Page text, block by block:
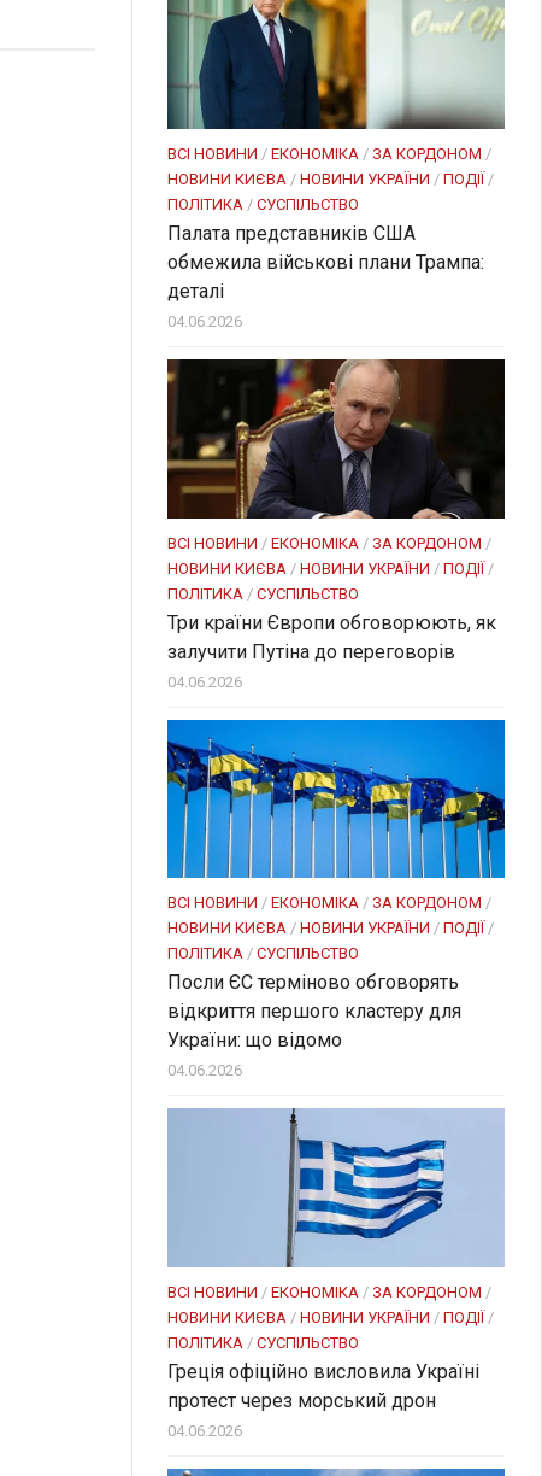
ВСІ НОВИНИ / ЕКОНОМІКА / ЗА КОРДОНОМ /
НОВИНИ КИЄВА / НОВИНИ УКРАЇНИ / ПОДІЇ/
ПОЛІТИКА / СУСПІЛЬСТВО
Палата представників США
обмежила військові плани Трампа:
деталі
04.06.2026
ВСІ НОВИНИ / ЕКОНОМІКА / ЗА КОРДОНОМ /
НОВИНИ КИЄВА / НОВИНИ УКРАЇНИ / ПОДІЇ/
ПОЛІТИКА / СУСПІЛЬСТВО
Три країни Європи обговорюють, як
залучити Путіна до переговорів
04.06.2026
ВСІ НОВИНИ / ЕКОНОМІКА / ЗА КОРДОНОМ /
НОВИНИ КИЄВА / НОВИНИ УКРАЇНИ / ПОДІЇ /
ПОЛІТИКА / СУСПІЛЬСТВО
Посли ЄC терміново обговорять
відкриття першого кластеру для
України: що відомо
04.06.2026
ВСІ НОВИНИ / ЕКОНОМІКА / ЗА КОРДОНОМ /
НОВИНИ КИЄВА / НОВИНИ УКРАЇНИ / ПОДІЇ /
ПОЛІТИКА / СУСПІЛЬСТВО
Греція офіційно висловила Україні
протест через морський дрон
04.06.2026